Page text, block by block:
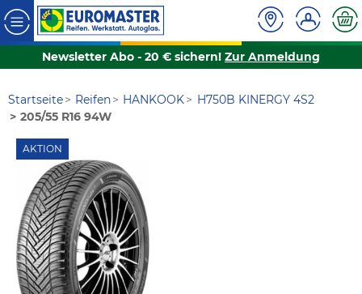
Newsletter Abo - 20 € sichern! Zur Anmeldung
Startseite Reifen HANKOOK
H750B KINERGY 4S2
205/55 R16 94W
AKTION